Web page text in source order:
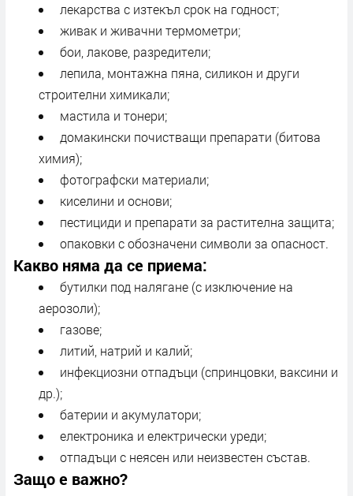
лекарства с изтекъл срок на годност;
живак и живачни термометри;
бои, лакове, разредители;
лепила, монтажна пяна, силикон и други
строителни химикали;
мастила и тонери;
домакински почистващи препарати (битова
химия);
фотографски материали;
киселини и основи;
пестициди и препарати за растителна защита;
опаковки с обозначени символи за опасност.
Какво няма да се приема:
бутилки под налягане (с изключение на
аерозоли);
газове;
литий, натрий и калий;
инфекциозни отпадъци (спринцовки, ваксини и
др.);
батерии и акумулатори;
електроника и електрически уреди;
отпадъци с неясен или неизвестен състав.
Защо е важно?